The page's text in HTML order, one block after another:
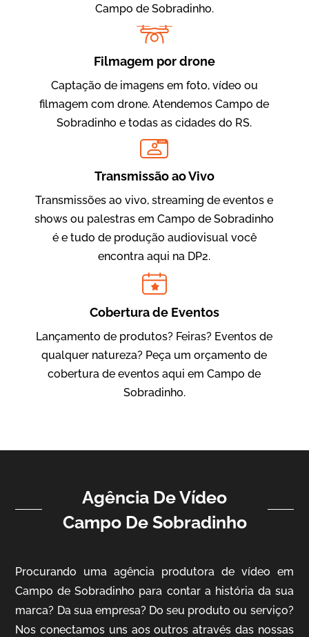
Evolucional
Vídeos para Treinamentos
IBCC
Vídeo Institucional
Vídeo Institucional
Campo de Sobradinho.
Filmagem por drone
Captação de imagens em foto, vídeo ou
filmagem com drone. Atendemos Campo de
Sobradinho e todas as cidades do RS.
LIVE
Transmissão ao Vivo
Transmissões ao vivo, streaming de eventos e
shows ou palestras em Campo de Sobradinho
é e tudo de produção audiovisual você
encontra aqui na DP2.
Cobertura de Eventos
Lançamento de produtos? Feiras? Eventos de
qualquer natureza? Peça um orçamento de
cobertura de eventos aqui em Campo de
Sobradinho.
Agência De Vídeo
Campo De Sobradinho
Procurando uma agência produtora de vídeo em
Campo de Sobradinho para contar a história da sua
marca? Da sua empresa? Do seu produto ou serviço?
Nos conectamos uns aos outros através das nossas